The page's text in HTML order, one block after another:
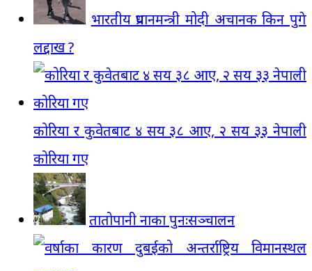
भारतीय प्रधानमन्त्री मोदी अचानक किन पुगे
लद्दाख ?
कोरिया र कुवेतबाट ४ सय ३८ आए, २ सय ३३ नेपाली
कोरिया गए
तातोपानी नाका पुनःसञ्चालन